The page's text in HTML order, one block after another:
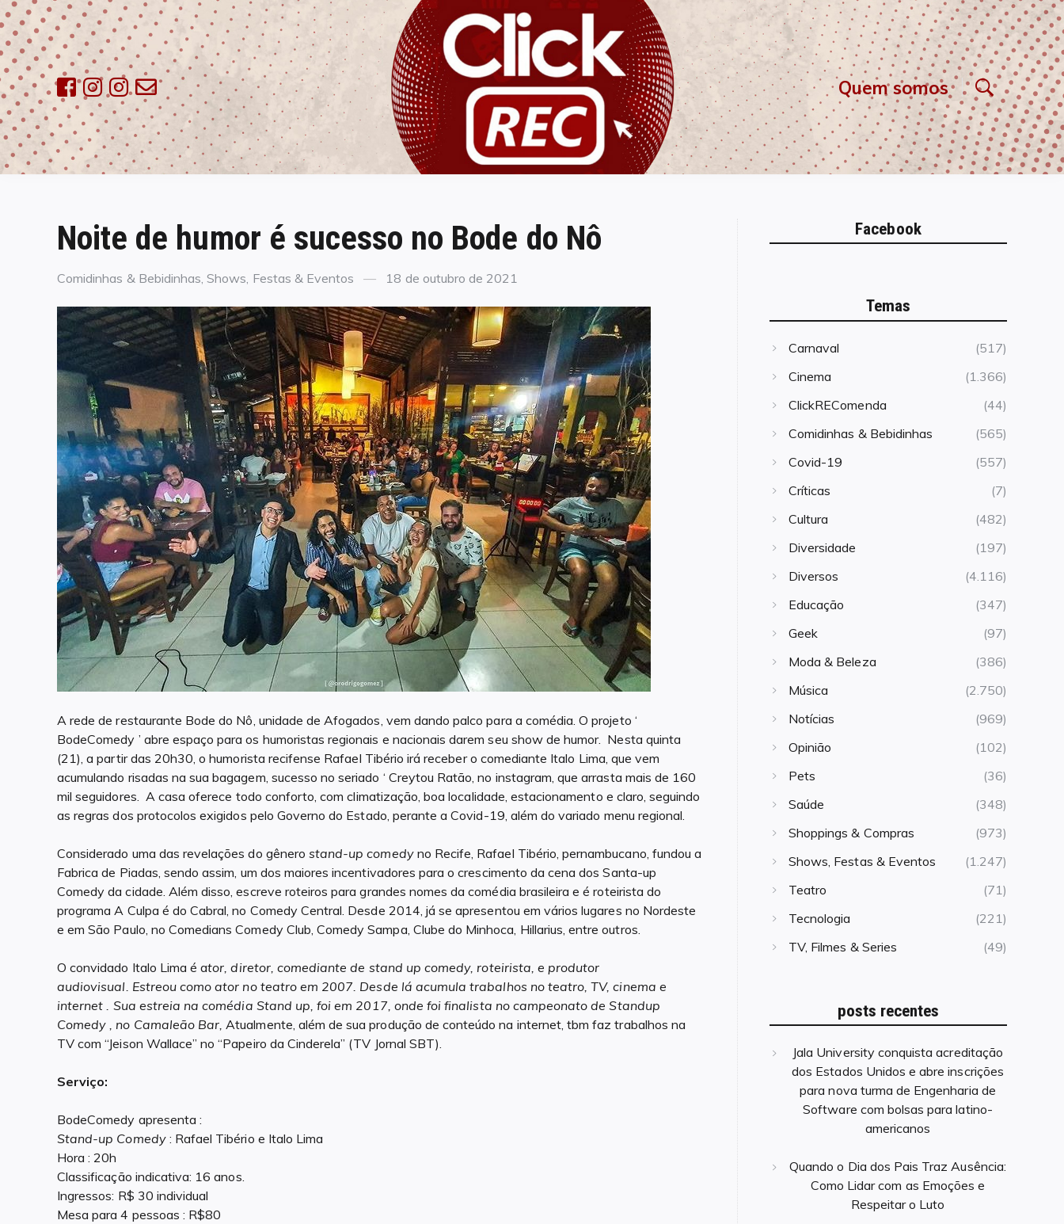
Skip
to
content
ClickREC Quem somos
Noite de humor é sucesso no Bode do Nô
Categories
Comidinhas & Bebidinhas,Shows, Festas & Eventos
Posted
18 de outubro de 2021
A rede de restaurante Bode do Nô, unidade de Afogados, vem dando palco para a comédia. O projeto ‘
BodeComedy ’ abre espaço para os humoristas regionais e nacionais darem seu show de humor. Nesta quinta
(21), a partir das 20h30, o humorista recifense Rafael Tibério irá receber o comediante Italo Lima, que vem
acumulando risadas na sua bagagem, sucesso no seriado ‘ Creytou Ratão, no instagram, que arrasta mais de 160
mil seguidores. A casa oferece todo conforto, com climatização, boa localidade, estacionamento e claro, seguindo
as regras dos protocolos exigidos pelo Governo do Estado, perante a Covid-19, além do variado menu regional.
Considerado uma das revelações do gênero stand-up comedyno Recife, Rafael Tibério, pernambucano, fundou a
Fabrica de Piadas, sendo assim, um dos maiores incentivadores para o crescimento da cena dos Santa-up
Comedy da cidade. Além disso, escreve roteiros para grandes nomes da comédia brasileira e é roteirista do
programa A Culpa é do Cabral, no Comedy Central. Desde 2014, já se apresentou em vários lugares no Nordeste
e em São Paulo, no Comedians Comedy Club, Comedy Sampa, Clube do Minhoca, Hillarius, entre outros.
O convidado Italo Lima é ator, diretor, comediante de stand up comedy, roteirista, e produtor
audiovisual. Estreou como ator no teatro em 2007. Desde lá acumula trabalhos no teatro, TV, cinema e
internet . Sua estreia na comédia Stand up, foi em 2017, onde foi finalista no campeonato de Standup
Comedy , no Camaleão Bar,Atualmente, além de sua produção de conteúdo na internet, tbm faz trabalhos na
TV com “Jeison Wallace” no “Papeiro da Cinderela” (TV Jornal SBT).
Serviço:
BodeComedy apresenta :
Stand-up Comedy: Rafael Tibério e Italo Lima
Hora : 20h
Classificação indicativa: 16 anos.
Ingressos: R$ 30 individual
Mesa para 4 pessoas : R$80
Facebook
Temas
Carnaval
(517)
Cinema
(1.366)
ClickREComenda
(44)
Comidinhas & Bebidinhas
(565)
Covid-19
(557)
Críticas
(7)
Cultura
(482)
Diversidade
(197)
Diversos
(4.116)
Educação
(347)
Geek
(97)
Moda & Beleza
(386)
Música
(2.750)
Notícias
(969)
Opinião
(102)
Pets
(36)
Saúde
(348)
Shoppings & Compras
(973)
Shows, Festas & Eventos
(1.247)
Teatro
(71)
Tecnologia
(221)
TV, Filmes & Series
(49)
posts recentes
Jala University conquista acreditação
dos Estados Unidos e abre inscrições
para nova turma de Engenharia de
Software com bolsas para latino-
americanos
Quando o Dia dos Pais Traz Ausência:
Como Lidar com as Emoções e
Respeitar o Luto